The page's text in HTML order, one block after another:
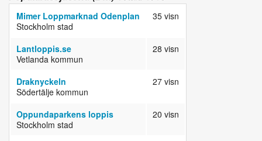
Mimer Loppmarknad Odenplan
Stockholm stad
35 visn
Lantloppis.se
Vetlanda kommun
28 visn
Draknyckeln
Södertälje kommun
27 visn
Oppundaparkens loppis
Stockholm stad
20 visn